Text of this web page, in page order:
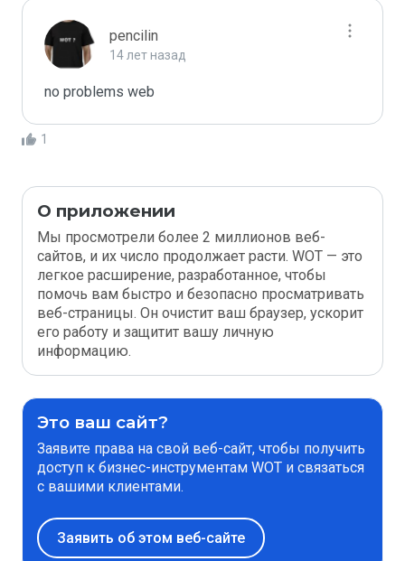
pencilin
14 лет назад
no problems web
1
О приложении
Мы просмотрели более 2 миллионов веб-
сайтов, и их число продолжает расти. WOT — это
легкое расширение, разработанное, чтобы
помочь вам быстро и безопасно просматривать
веб-страницы. Он очистит ваш браузер, ускорит
его работу и защитит вашу личную
информацию.
Это ваш сайт?
Заявите права на свой веб-сайт, чтобы получить
доступ к бизнес-инструментам WOT и связаться
с вашими клиентами.
Заявить об этом веб-сайте